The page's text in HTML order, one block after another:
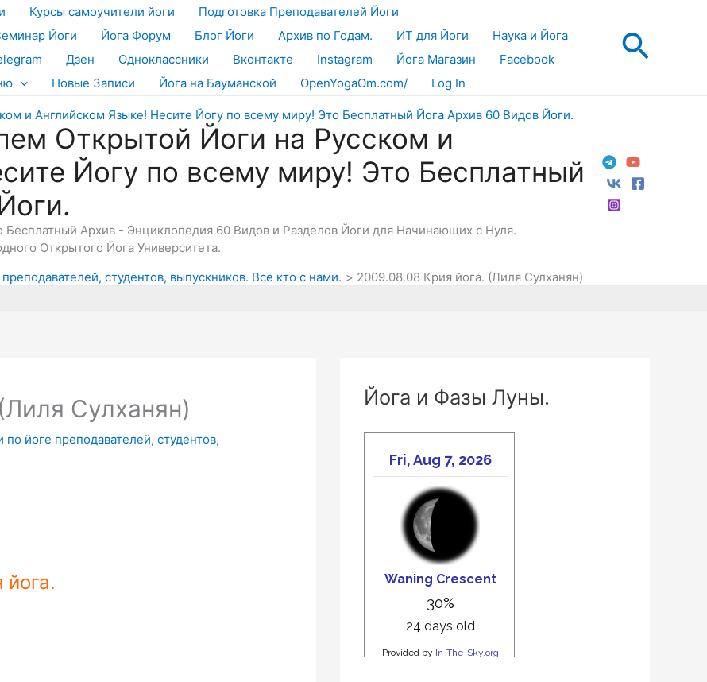
Курсы самоучители йоги
Подготовка Преподавателей Йоги
Йоги Йога Форум Блог Йоги Архив по Годам. ИТ для Йоги
Наука и Йога
Дзен Одноклассники Вконтакте Instagram Йога Магазин
Facebook
Новые Записи Йога на Бауманской OpenYogaOm.com/ Log In
Открытой Йоги на Русском и
Йогу по всему миру! Это Бесплатный
Бесплатный Архив - Энциклопедия 60 Видов и Разделов Йоги для Начинающих с Нуля.
Открытого Йога Университета.
студентов, выпускников. Все кто с нами. 2009.08.08 Крия йога. (Лиля Сулханян)
Сулханян)
йоге преподавателей, студентов,
йога.
Йога и Фазы Луны.